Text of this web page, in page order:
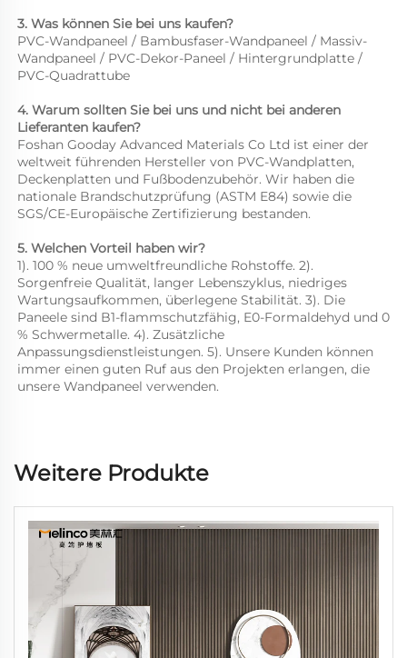
3. Was können Sie bei uns kaufen?
PVC-Wandpaneel / Bambusfaser-Wandpaneel / Massiv-
Wandpaneel / PVC-Dekor-Paneel / Hintergrundplatte /
PVC-Quadrattube
4. Warum sollten Sie bei uns und nicht bei anderen
Lieferanten kaufen?
Foshan Gooday Advanced Materials Co Ltd ist einer der
weltweit führenden Hersteller von PVC-Wandplatten,
Deckenplatten und Fußbodenzubehör. Wir haben die
nationale Brandschutzprüfung (ASTM E84) sowie die
SGS/CE-Europäische Zertifizierung bestanden.
5. Welchen Vorteil haben wir?
1). 100 % neue umweltfreundliche Rohstoffe. 2).
Sorgenfreie Qualität, langer Lebenszyklus, niedriges
Wartungsaufkommen, überlegene Stabilität. 3). Die
Paneele sind B1-flammschutzfähig, E0-Formaldehyd und 0
% Schwermetalle. 4). Zusätzliche
Anpassungsdienstleistungen. 5). Unsere Kunden können
immer einen guten Ruf aus den Projekten erlangen, die
unsere Wandpaneel verwenden.
Weitere Produkte